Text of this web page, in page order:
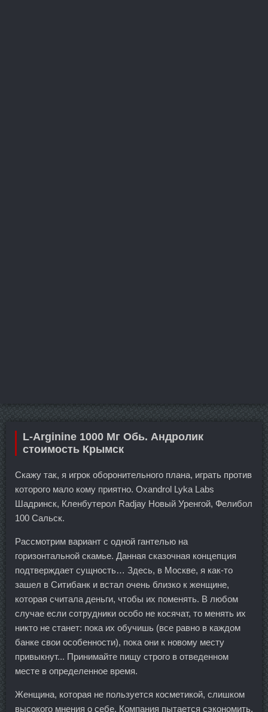
L-Arginine 1000 Мг Обь. Андролик
стоимость Крымск
Скажу так, я игрок оборонительного плана, играть против
которого мало кому приятно. Oxandrol Lyka Labs
Шадринск, Кленбутерол Radjay Новый Уренгой, Фелибол
100 Сальск.
Рассмотрим вариант с одной гантелью на
горизонтальной скамье. Данная сказочная концепция
подтверждает сущность… Здесь, в Москве, я как-то
зашел в Ситибанк и встал очень близко к женщине,
которая считала деньги, чтобы их поменять. В любом
случае если сотрудники особо не косячат, то менять их
никто не станет: пока их обучишь (все равно в каждом
банке свои особенности), пока они к новому месту
привыкнут... Принимайте пищу строго в отведенном
месте в определенное время.
Женщина, которая не пользуется косметикой, слишком
высокого мнения о себе. Компания пытается сэкономить,